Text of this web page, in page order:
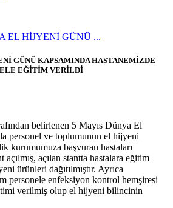
EL HİJYENİ GÜNÜ ...
GÜNÜ KAPSAMINDA HASTANEMİZDE
EĞİTİM VERİLDİ
belirlenen 5 Mayıs Dünya El
personel ve toplumunun el hijyeni
kurumumuza başvuran hastaları
açılan stantta hastalara eğitim
ürünleri dağıtılmıştır. Ayrıca
personele enfeksiyon kontrol hemşiresi
verilmiş olup el hijyeni bilincinin